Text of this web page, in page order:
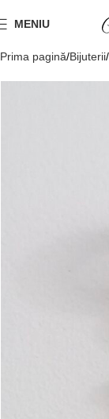
MENIU
Prima pagină Bijuterii